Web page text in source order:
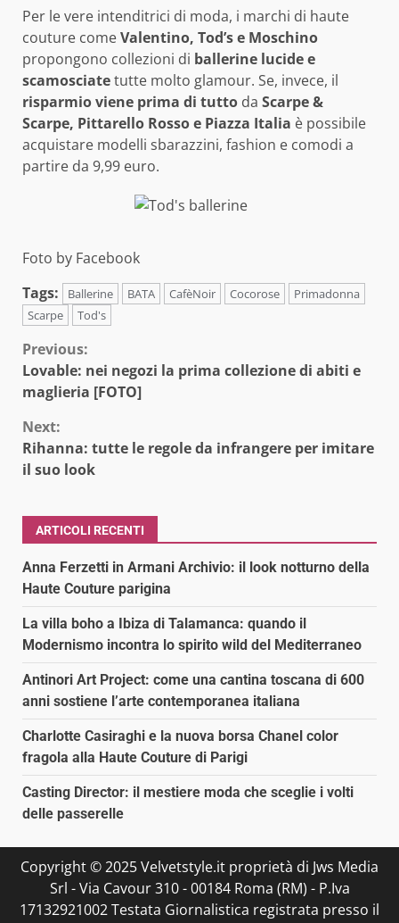
Per le vere intenditrici di moda, i marchi di haute
couture comeValentino, Tod’s e Moschino
propongono collezioni di ballerine lucide e
scamosciatetutte molto glamour. Se, invece, il
risparmio viene prima di tutto da Scarpe &
Scarpe, Pittarello Rosso e Piazza Italia è possibile
acquistare modelli sbarazzini, fashion e comodi a
partire da 9,99 euro.
Foto by Facebook
Tags:
Ballerine BATA CafèNoir Cocorose
Primadonna
Scarpe
Tod's
Continue
Reading
Previous:
Lovable: nei negozi la prima collezione di abiti e
maglieria [FOTO]
Next:
Rihanna: tutte le regole da infrangere per imitare
il suo look
ARTICOLI RECENTI
Anna Ferzetti in Armani Archivio: il look notturno della
Haute Couture parigina
La villa boho a Ibiza di Talamanca: quando il
Modernismo incontra lo spirito wild del Mediterraneo
Antinori Art Project: come una cantina toscana di 600
anni sostiene l’arte contemporanea italiana
Charlotte Casiraghi e la nuova borsa Chanel color
fragola alla Haute Couture di Parigi
Casting Director: il mestiere moda che sceglie i volti
delle passerelle
Copyright © 2025 Velvetstyle.it proprietà di Jws Media
Srl - Via Cavour 310 - 00184 Roma (RM) - P.Iva
17132921002 Testata Giornalistica registrata presso il